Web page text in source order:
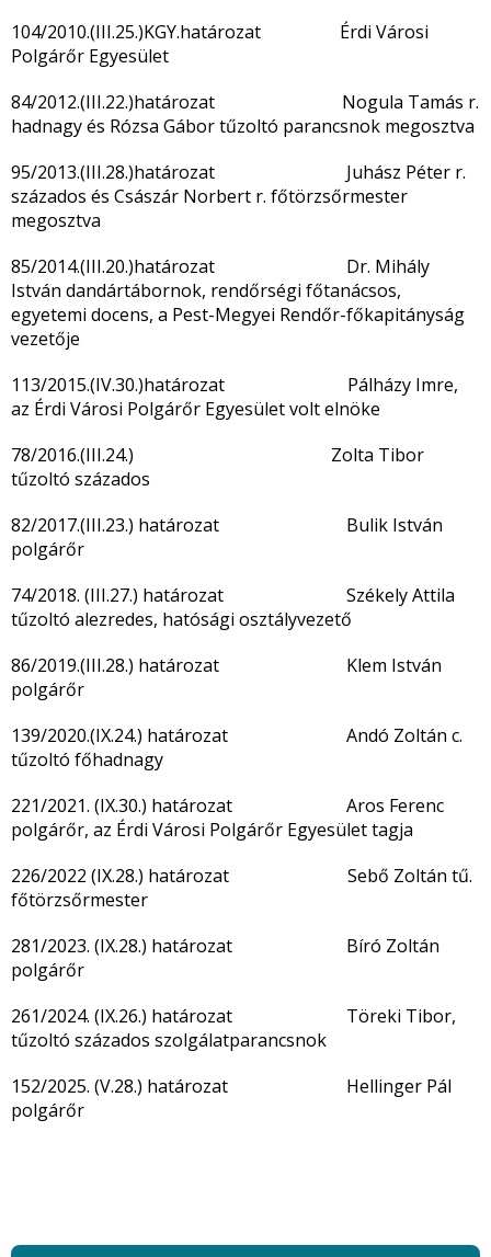
104/2010.(III.25.)KGY.határozat Érdi Városi
Polgárőr Egyesület
84/2012.(III.22.)határozat Nogula Tamás r.
hadnagy és Rózsa Gábor tűzoltó parancsnok megosztva
95/2013.(III.28.)határozat Juhász Péter r.
százados és Császár Norbert r. főtörzsőrmester
megosztva
85/2014.(III.20.)határozat Dr. Mihály
István dandártábornok, rendőrségi főtanácsos,
egyetemi docens, a Pest-Megyei Rendőr-főkapitányság
vezetője
113/2015.(IV.30.)határozat Pálházy Imre,
az Érdi Városi Polgárőr Egyesület volt elnöke
78/2016.(III.24.) Zolta Tibor
tűzoltó százados
82/2017.(III.23.) határozat Bulik István
polgárőr
74/2018. (III.27.) határozat Székely Attila
tűzoltó alezredes, hatósági osztályvezető
86/2019.(III.28.) határozat Klem István
polgárőr
139/2020.(IX.24.) határozat Andó Zoltán c.
tűzoltó főhadnagy
221/2021. (IX.30.) határozat Aros Ferenc
polgárőr, az Érdi Városi Polgárőr Egyesület tagja
226/2022 (IX.28.) határozat Sebő Zoltán tű.
főtörzsőrmester
281/2023. (IX.28.) határozat Bíró Zoltán
polgárőr
261/2024. (IX.26.) határozat Töreki Tibor,
tűzoltó százados szolgálatparancsnok
152/2025. (V.28.) határozat Hellinger Pál
polgárőr